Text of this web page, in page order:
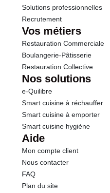
Solutions professionnelles
Recrutement
Vos métiers
Restauration Commerciale
Boulangerie-Pâtisserie
Restauration Collective
Nos solutions
e-Quilibre
Smart cuisine à réchauffer
Smart cuisine à emporter
Smart cuisine hygiène
Aide
Mon compte client
Nous contacter
FAQ
Plan du site